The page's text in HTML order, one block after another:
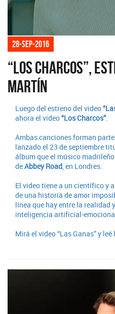
28-sep-2016
“Los Charcos”,
Martín
Luego del estreno del video
ahora el video“Los Charcos”.
Ambas canciones forman
lanzado el 23 de septiembre
álbum que el músico
deAbbey Road, en Londres.
El video tiene a un científico y
de una historia de amor
línea que hay entre la realidad
inteligencia artificial-
Mirá el video “Las Ganas” y